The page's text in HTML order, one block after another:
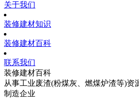
关于我们
装修建材知识
装修建材百科
联系我们
装修建材百科
从事工业废渣(粉煤灰、燃煤炉渣等)资
制造企业